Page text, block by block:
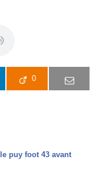
0
puy foot 43 avant